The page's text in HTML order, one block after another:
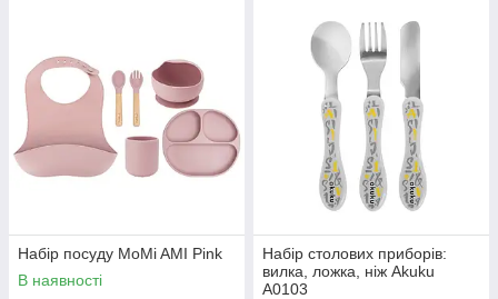
Набір посуду MoMi AMI Pink
В наявності
Набір столових приборів:
вилка, ложка, ніж Akuku
A0103